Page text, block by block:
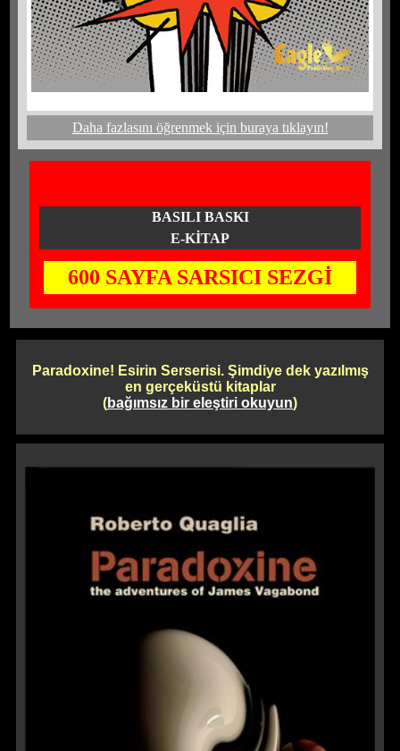
Daha fazlasını öğrenmek için buraya tıklayın!
BASILI BASKI
E-KİTAP
600 SAYFA SARSICI SEZGİ
Paradoxine! Esirin Serserisi. Şimdiye dek yazılmış
en gerçeküstü kitaplar
(bağımsız bir eleştiri okuyun)